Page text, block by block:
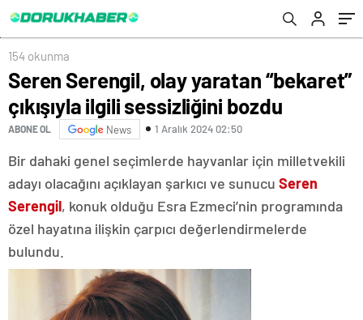
154 okunma
Seren Serengil, olay yaratan “bekaret”
çıkışıyla ilgili sessizliğini bozdu
ABONE OL News 1 Aralık 2024 02:50
Bir dahaki genel seçimlerde hayvanlar için milletvekili
adayı olacağını açıklayan şarkıcı ve sunucu Seren
Serengil, konuk olduğu Esra Ezmeci’nin programında
özel hayatına ilişkin çarpıcı değerlendirmelerde
bulundu.